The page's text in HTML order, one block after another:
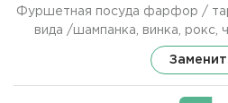
Фуршетная посуда фарфор /
вида /шампанка, винка, рокс,